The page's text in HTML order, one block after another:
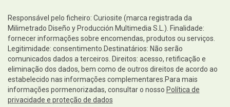
Responsável pelo ficheiro: Curiosite (marca registrada da
Milimetrado Diseño y Producción Multimedia S.L.). Finalidade:
fornecer informações sobre encomendas, produtos ou serviços.
Legitimidade: consentimento.Destinatários: Não serão
comunicados dados a terceiros. Direitos: acesso, retificação e
eliminação dos dados, bem como de outros direitos de acordo ao
estabelecido nas informações complementares.Para mais
informações pormenorizadas, consultar o nosso Política de
privacidade e proteção de dados